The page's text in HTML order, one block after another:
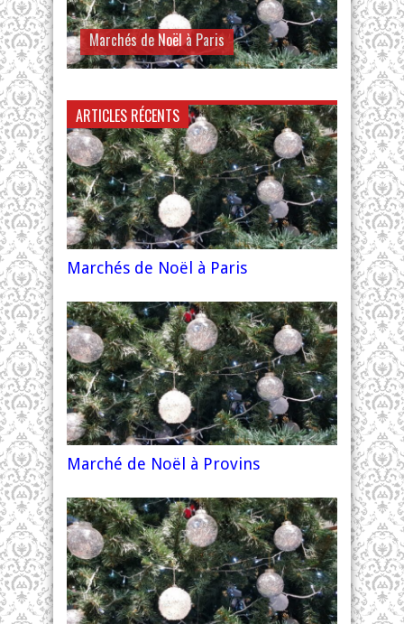
Marché de Noël à Provins
ARTICLES RÉCENTS
Marchés de Noël à Paris
Marché de Noël à Provins